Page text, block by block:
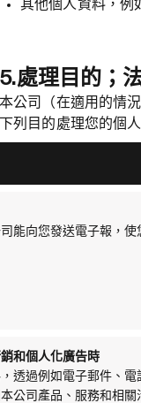
其他個人資料，例
5.處理目的；
本公司（在適用的情
下列目的處理您的個人
能向您發送電子報，使
和個人化廣告時
透過例如電子郵件、電
公司產品、服務和相關